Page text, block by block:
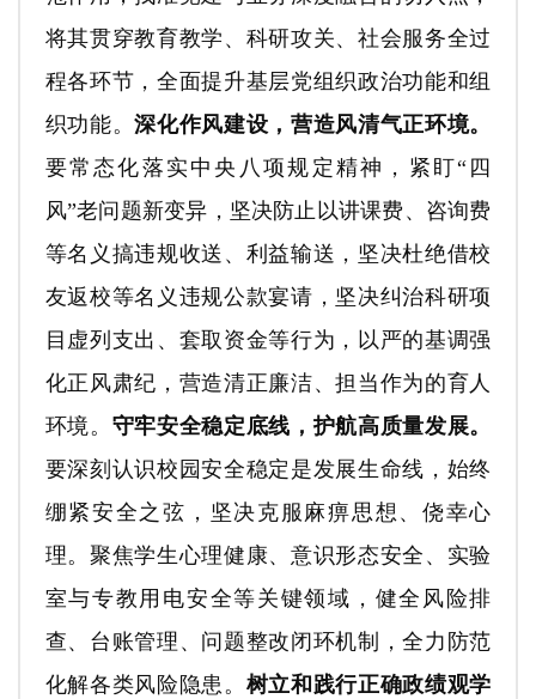
将其贯穿教育教学、科研攻关、社会服务全过
程各环节，全面提升基层党组织政治功能和组
织功能。深化作风建设，营造风清气正环境。
要常态化落实中央八项规定精神，紧盯“四
风”老问题新变异，坚决防止以讲课费、咨询费
等名义搞违规收送、利益输送，坚决杜绝借校
友返校等名义违规公款宴请，坚决纠治科研项
目虚列支出、套取资金等行为，以严的基调强
化正风肃纪，营造清正廉洁、担当作为的育人
环境。 守牢安全稳定底线，护航高质量发展。
要深刻认识校园安全稳定是发展生命线，始终
绷紧安全之弦，坚决克服麻痹思想、侥幸心
理。聚焦学生心理健康、意识形态安全、实验
室与专教用电安全等关键领域，健全风险排
查、台账管理、问题整改闭环机制，全力防范
化解各类风险隐患。 树立和践行正确政绩观学